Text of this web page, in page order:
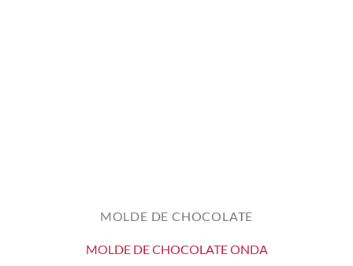
MOLDE DE CHOCOLATE
MOLDE DE CHOCOLATE ONDA